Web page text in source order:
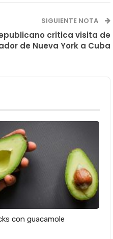
SIGUIENTE NOTA
critica visita de
de Nueva York a Cuba
con guacamole